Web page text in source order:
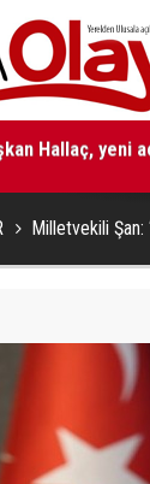
Hallaç,
Milletvekili Şan: